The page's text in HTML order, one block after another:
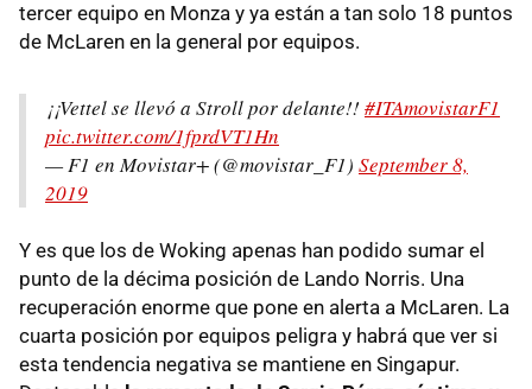
tercer equipo en Monza y ya están a tan solo 18 puntos
de McLaren en la general por equipos.
¡¡Vettel se llevó a Stroll por delante!! #ITAmovistarF1
pic.twitter.com/1fprdVT1Hn
— F1 en Movistar+ (@movistar_F1) September 8,
2019
Y es que los de Woking apenas han podido sumar el
punto de la décima posición de Lando Norris. Una
recuperación enorme que pone en alerta a McLaren. La
cuarta posición por equipos peligra y habrá que ver si
esta tendencia negativa se mantiene en Singapur.